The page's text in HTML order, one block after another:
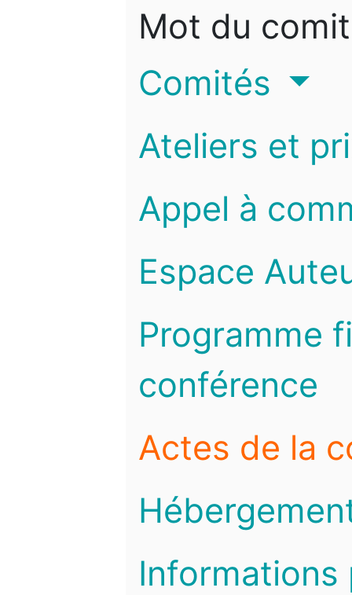
Mot du
Comités
Ateliers et
Appel à
Espace
Programme
conférence
Actes de la
Informations